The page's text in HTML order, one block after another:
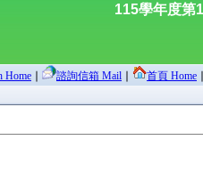
115學年度第
Home 諮詢信箱 Mail 首頁 Home